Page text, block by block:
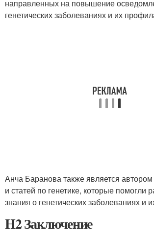
направленных на повышение
генетических заболеваниях и их
Анча Баранова также является автором
и статей по генетике, которые помогли
знания о генетических заболеваниях и
H2 Заключение